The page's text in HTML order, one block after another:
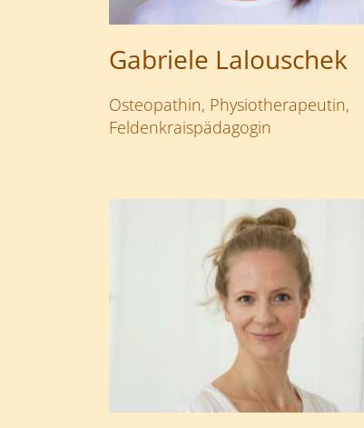
Gabriele Lalouschek
Osteopathin, Physiotherapeutin,
Feldenkraispädagogin